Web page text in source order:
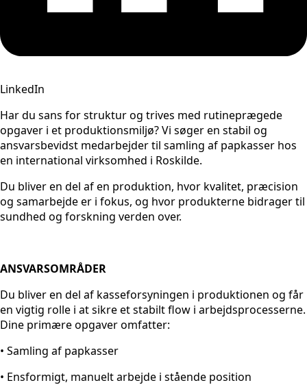
LinkedIn
Har du sans for struktur og trives med rutineprægede
opgaver i et produktionsmiljø? Vi søger en stabil og
ansvarsbevidst medarbejder til samling af papkasser hos
en international virksomhed i Roskilde.
Du bliver en del af en produktion, hvor kvalitet, præcision
og samarbejde er i fokus, og hvor produkterne bidrager til
sundhed og forskning verden over.
ANSVARSOMRÅDER
Du bliver en del af kasseforsyningen i produktionen og får
en vigtig rolle i at sikre et stabilt flow i arbejdsprocesserne.
Dine primære opgaver omfatter:
• Samling af papkasser
• Ensformigt, manuelt arbejde i stående position